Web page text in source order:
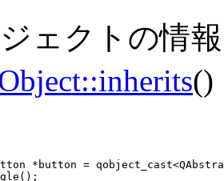
ェクトの情
()
*button =